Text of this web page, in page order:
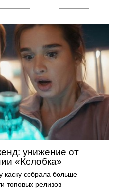
унижение от
«Колобка»
каску собрала больше
топовых релизов